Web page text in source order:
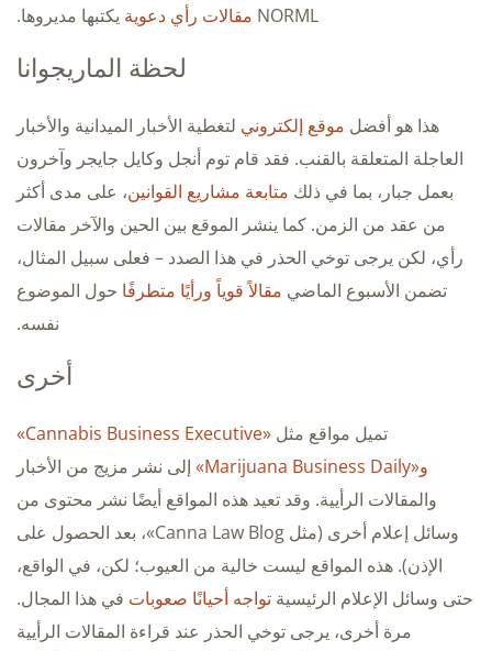
NORML مقالات رأي دعوية يكتبها مديروها.
لحظة الماريجوانا
هذا هو أفضل موقع إلكتروني لتغطية الأخبار الميدانية والأخبار
العاجلة المتعلقة بالقنب. فقد قام توم أنجل وكايل جايجر وآخرون
بعمل جبار، بما في ذلك متابعة مشاريع القوانين، على مدى أكثر
من عقد من الزمن. كما ينشر الموقع بين الحين والآخر مقالات
رأي، لكن يرجى توخي الحذر في هذا الصدد – فعلى سبيل المثال،
تضمن الأسبوع الماضي مقالاً قوياً ورأيًا متطرفًا حول الموضوع
نفسه.
أخرى
تميل مواقع مثل «Cannabis Business Executive»
و«Marijuana Business Daily»
إلى نشر مزيج من الأخبار
والمقالات الرأيية. وقد تعيد هذه المواقع أيضًا نشر محتوى من
وسائل إعلام أخرى (مثل Canna Law Blog»، بعد الحصول على
الإذن). هذه المواقع ليست خالية من العيوب؛ لكن، في الواقع،
حتى وسائل الإعلام الرئيسية تواجه أحيانًا صعوبات في هذا المجال.
مرة أخرى، يرجى توخي الحذر عند قراءة المقالات الرأيية